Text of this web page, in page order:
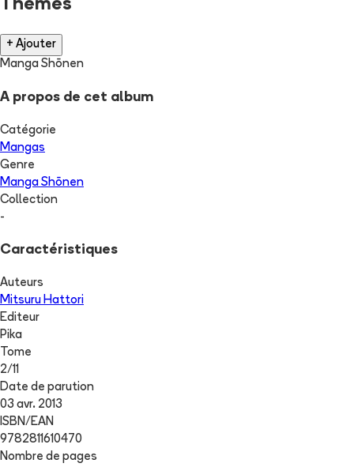
Thèmes
+ Ajouter
Manga Shōnen
A propos de cet album
Catégorie
Mangas
Genre
Manga Shōnen
Collection
-
Caractéristiques
Auteurs
Mitsuru Hattori
Editeur
Pika
Tome
2/11
Date de parution
03 avr. 2013
ISBN/EAN
9782811610470
Nombre de pages